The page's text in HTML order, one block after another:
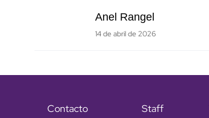
Anel Rangel
14 de abril de 2026
Contacto Staff